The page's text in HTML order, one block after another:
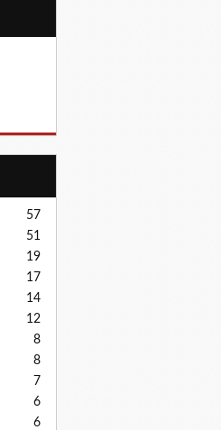
57
51
19
17
14
12
8
8
7
6
6